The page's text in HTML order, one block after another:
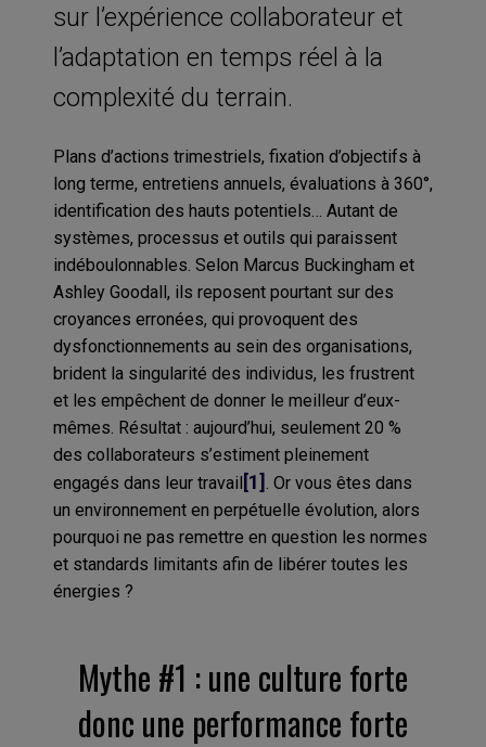
sur l’expérience collaborateur et
l’adaptation en temps réel à la
complexité du terrain.
Plans d’actions trimestriels, fixation d’objectifs à
long terme, entretiens annuels, évaluations à 360°,
identification des hauts potentiels… Autant de
systèmes, processus et outils qui paraissent
indéboulonnables. Selon Marcus Buckingham et
Ashley Goodall, ils reposent pourtant sur des
croyances erronées, qui provoquent des
dysfonctionnements au sein des organisations,
brident la singularité des individus, les frustrent
et les empêchent de donner le meilleur d’eux-
mêmes. Résultat : aujourd’hui, seulement 20 %
des collaborateurs s’estiment pleinement
engagés dans leur travail [1] . Or vous êtes dans
un environnement en perpétuelle évolution, alors
pourquoi ne pas remettre en question les normes
et standards limitants afin de libérer toutes les
énergies ?
Mythe #1 : une culture forte
donc une performance forte